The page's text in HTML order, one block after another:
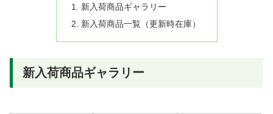
新入荷商品ギャラリー
新入荷商品一覧（更新時在庫）
新入荷商品ギャラリー